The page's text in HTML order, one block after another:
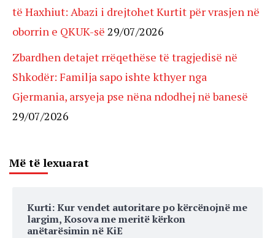
të Haxhiut: Abazi i drejtohet Kurtit për vrasjen në
oborrin e QKUK-së 29/07/2026
Zbardhen detajet rrëqethëse të tragjedisë në
Shkodër: Familja sapo ishte kthyer nga
Gjermania, arsyeja pse nëna ndodhej në banesë
29/07/2026
Më të lexuarat
Kurti: Kur vendet autoritare po kërcënojnë me
largim, Kosova me meritë kërkon
anëtarësimin në KiE